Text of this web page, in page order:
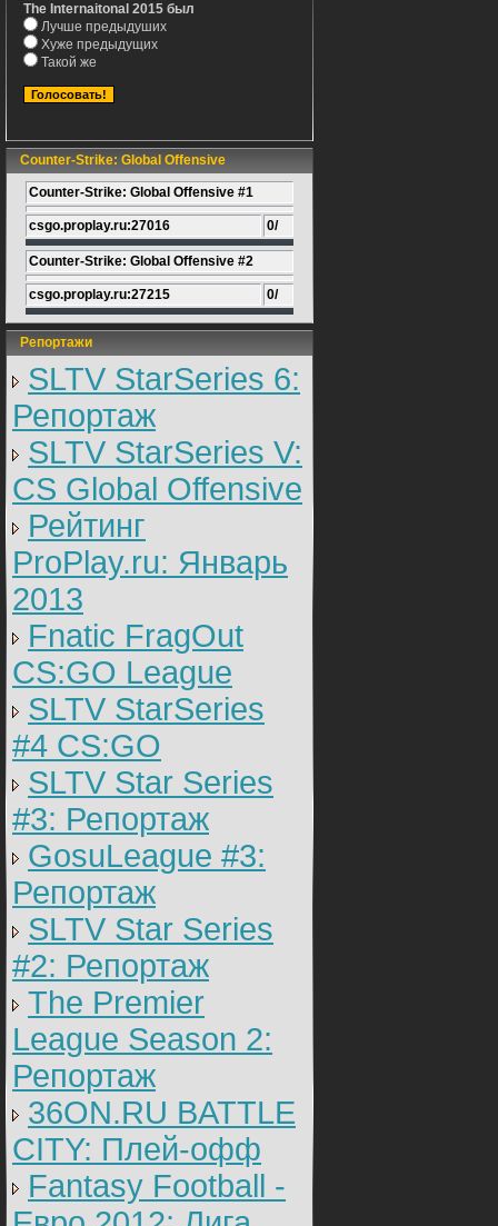
The Internaitonal 2015 был
Лучше предыдуших
Хуже предыдущих
Такой же
Counter-Strike: Global Offensive
Counter-Strike: Global Offensive #1
csgo.proplay.ru:27016 0/
Counter-Strike: Global Offensive #2
csgo.proplay.ru:27215 0/
Репортажи
SLTV StarSeries 6:
Репортаж
SLTV StarSeries V:
CS Global Offensive
Рейтинг
ProPlay.ru: Январь
2013
Fnatic FragOut
CS:GO League
SLTV StarSeries
#4 CS:GO
SLTV Star Series
#3: Репортаж
GosuLeague #3:
Репортаж
SLTV Star Series
#2: Репортаж
The Premier
League Season 2:
Репортаж
36ON.RU BATTLE
CITY: Плей-офф
Fantasy Football -